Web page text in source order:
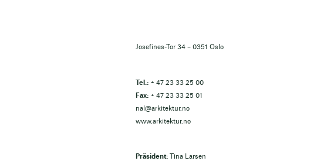
Josefines-Tor 34 – 0351 Oslo
Tel.: + 47 23 33 25 00
Fax: + 47 23 33 25 01
nal@arkitektur.no
www.arkitektur.no
Präsident: Tina Larsen